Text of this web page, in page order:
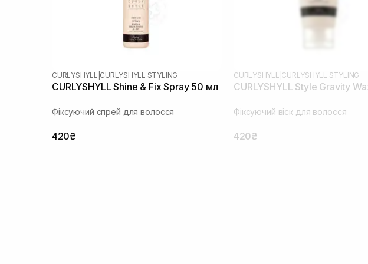
CURLYSHYLL CURLYSHYLL STYLING
CURLYSHYLL Shine & Fix Spray 50 мл
Фіксуючий спрей для волосся
420₴
CURLYSHYLL CURLYSHYLL STYLING
CURLYSHYLL Style Gravity
Фіксуючий віск для волосся
420₴